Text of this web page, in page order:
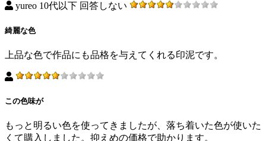
yureo 10代以下 回答しない
綺麗な色
上品な色で作品にも品格を与えてくれる印泥です。
この色味が
もっと明るい色を使ってきましたが、落ち着いた色が使いた
くて購入しました。抑えめの価格で助かります。